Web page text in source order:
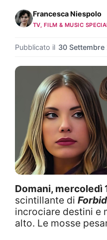
Francesca Niespolo
TV, FILM & MUSIC
Pubblicato il 30 Settembre
Domani, mercoledì
scintillante di
incrociare destini e
alto. Le mosse